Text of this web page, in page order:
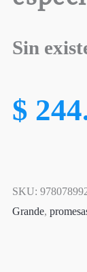
Sin
$
SKU:
Grande,